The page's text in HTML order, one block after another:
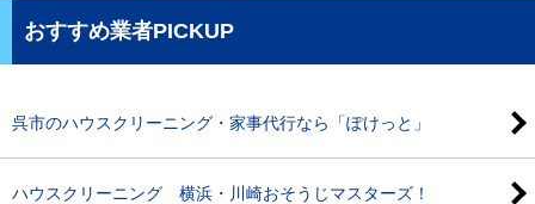
おすすめ業者PICKUP
呉市のハウスクリーニング・家事代行なら「ぽけっと」
ハウスクリーニング 横浜・川崎おそうじマスターズ！